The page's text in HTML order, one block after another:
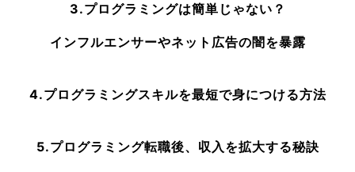
3.プログラミングは簡単じゃない？
インフルエンサーやネット広告の闇を暴露
4.プログラミングスキルを最短で身につける方法
5.プログラミング転職後、収入を拡大する秘訣